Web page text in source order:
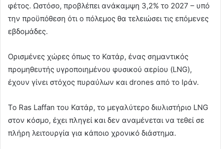
φέτος. Ωστόσο, προβλέπει ανάκαμψη 3,2% το 2027 – υπό
την προϋπόθεση ότι ο πόλεμος θα τελειώσει τις επόμενες
εβδομάδες.
Ορισμένες χώρες όπως το Κατάρ, ένας σημαντικός
προμηθευτής υγροποιημένου φυσικού αερίου (LNG),
έχουν γίνει στόχος πυραύλων και drones από το Ιράν.
Το Ras Laffan του Κατάρ, το μεγαλύτερο διυλιστήριο LNG
στον κόσμο, έχει πληγεί και δεν αναμένεται να τεθεί σε
πλήρη λειτουργία για κάποιο χρονικό διάστημα.